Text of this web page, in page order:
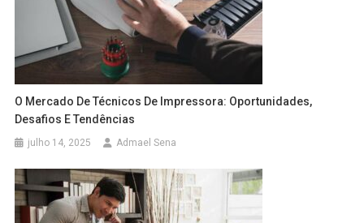
O Mercado De Técnicos De Impressora: Oportunidades,
Desafios E Tendências
julho 14, 2025 Admael Sena